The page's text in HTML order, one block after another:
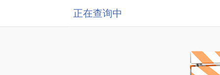
正在查询中